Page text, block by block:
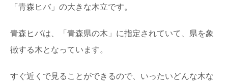
GO！
巡るプレミアム旅
500年の歴史を持ち、戦後の日本林業のモデルともなった
「青森ヒバ」の大きな木立です。
青森ヒバは、「青森県の木」に指定されていて、県を象
徴する木となっています。
すぐ近くで見ることができるので、いったいどんな木な